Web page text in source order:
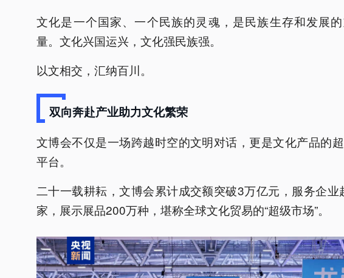
文化是一个国家、一个民族的灵魂，是民族生存和发展
量。文化兴国运兴，文化强民族强。
以文相交，汇纳百川。
双向奔赴产业助力文化繁荣
文博会不仅是一场跨越时空的文明对话，更是文化产品的
平台。
二十一载耕耘，文博会累计成交额突破3万亿元，服务企业
家，展示展品200万种，堪称全球文化贸易的“超级市场”。